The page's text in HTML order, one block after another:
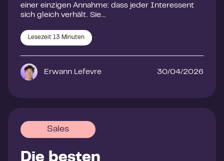
einer einzigen Annahme: dass jeder Interessent
sich gleich verhält. Sie…
Lesezeit 13 Minuten
Erwann Lefevre 30/04/2026
Sales
Die besten